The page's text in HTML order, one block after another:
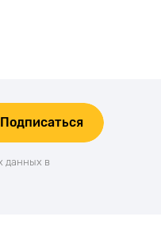
Подписаться
данных в